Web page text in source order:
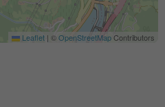
Leaflet | ©OpenStreetMapContributors